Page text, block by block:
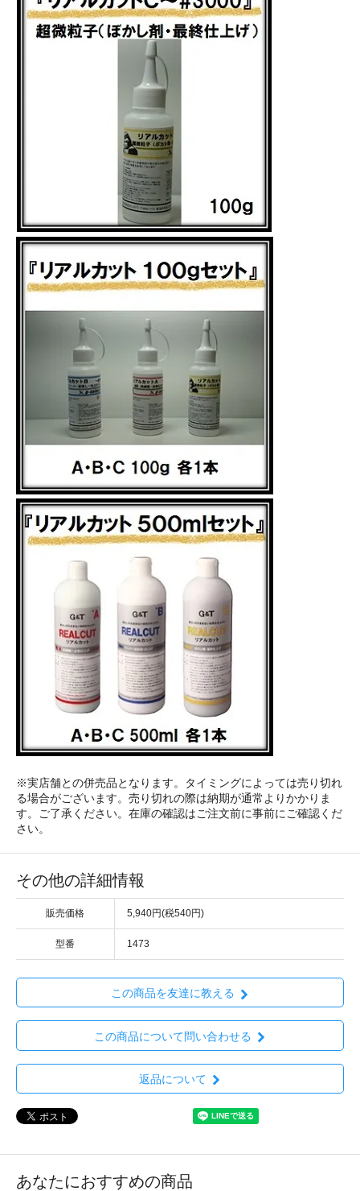
※実店舗との併売品となります。タイミングによっては売り切れ
る場合がございます。売り切れの際は納期が通常よりかかりま
す。ご了承ください。在庫の確認はご注文前に事前にご確認くだ
さい。
その他の詳細情報
販売価格 5,940円(税540円)
型番 1473
この商品を友達に教える
この商品について問い合わせる
返品について
あなたにおすすめの商品